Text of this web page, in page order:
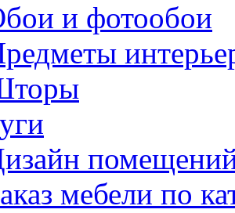
и фотообои
мебели по